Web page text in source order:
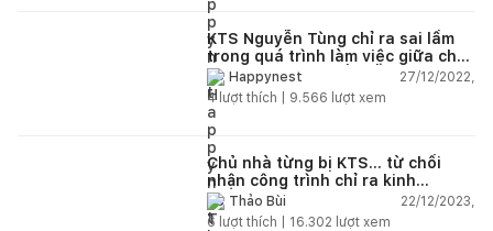
KTS Nguyễn Tùng chỉ ra sai lầm
trong quá trình làm việc giữa chủ
nhà và đơn vị thiết kế
Happynest
27/12/2022,
4lượt thích | 9.566 lượt xem
Chủ nhà từng bị KTS... từ chối
nhận công trình chỉ ra kinh
nghiệm đắt giá khi làm việc với
đơn vị thiết kế
Thảo Bùi
22/12/2023,
6 lượt thích | 16.302 lượt xem